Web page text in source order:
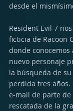
desde el
Resident Evil 7
ficticia de Racoon
donde conocemos
nuevo personaje
la búsqueda de
perdida tres
e-mail de parte
rescatada de la